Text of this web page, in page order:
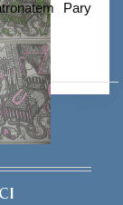
Pary